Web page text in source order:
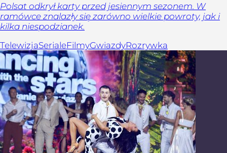
Polsat odkrył karty przed jesiennym sezonem. W
ramówce znalazły się zarówno wielkie powroty, jak i
kilka niespodzianek.
TelewizjaSerialeFilmyGwiazdyRozrywka